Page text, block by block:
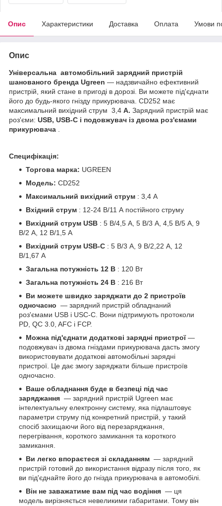
Опис Характеристики Доставка Оплата Умови
Опис
Універсальна автомобільний зарядний пристрій
шанованого бренда Ugreen — надзвичайно ефективний
пристрій, який стане в пригоді в дорозі. Ви можете під'єднати
його до будь-якого гнізду прикурювача. CD252 має
максимальний вихідний струм 3,4 А. Зарядний пристрій має
роз'єми: USB, USB-C і подовжувач із двома роз'ємами
прикурювача
Специфікація:
Торгова марка: UGREEN
Модель: CD252
Максимальний вихідний струм : 3,4 А
Вхідний струм : 12-24 В/11 А постійного струму
Вихідний струм USB : 5 В/4,5 А, 5 В/3 А, 4,5 В/5 А, 9
В/2 А, 12 В/1,5 А
Вихідний струм USB-C : 5 В/3 А, 9 В/2,22 А, 12
В/1,67 А
Загальна потужність 12 В : 120 Вт
Загальна потужність 24 В : 216 Вт
Ви можете швидко заряджати до 2 пристроїв
одночасно — зарядний пристрій обладнаний
роз'ємами USB і USC-C. Вони підтримують протоколи
PD, QC 3.0, AFC і FCP.
Можна під'єднати додаткові зарядні пристрої—
подовжувач із двома гніздами прикурювача дасть змогу
використовувати додаткові автомобільні зарядні
пристрої. Це дає змогу заряджати більше пристроїв
одночасно.
Ваше обладнання буде в безпеці під час
заряджання — зарядний пристрій Ugreen має
інтелектуальну електронну систему, яка підлаштовує
параметри струму під конкретний пристрій, у такий
спосіб захищаючи його від перезаряджання,
перегрівання, короткого замикання та короткого
замикання.
Ви легко впораєтеся зі складанням — зарядний
пристрій готовий до використання відразу після того, як
ви під'єднайте його до гнізда прикурювача в автомобілі.
Він не заважатиме вам під час водіння — ця
модель вирізняється невеликими габаритами. Тому він